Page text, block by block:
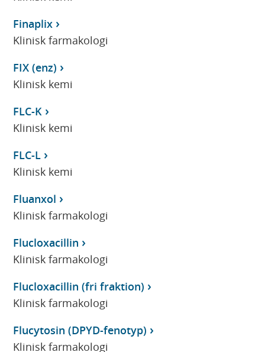
Finaplix
Klinisk farmakologi
FIX (enz)
Klinisk kemi
FLC-K
Klinisk kemi
FLC-L
Klinisk kemi
Fluanxol
Klinisk farmakologi
Flucloxacillin
Klinisk farmakologi
Flucloxacillin (fri fraktion)
Klinisk farmakologi
Flucytosin (DPYD-fenotyp)
Klinisk farmakologi